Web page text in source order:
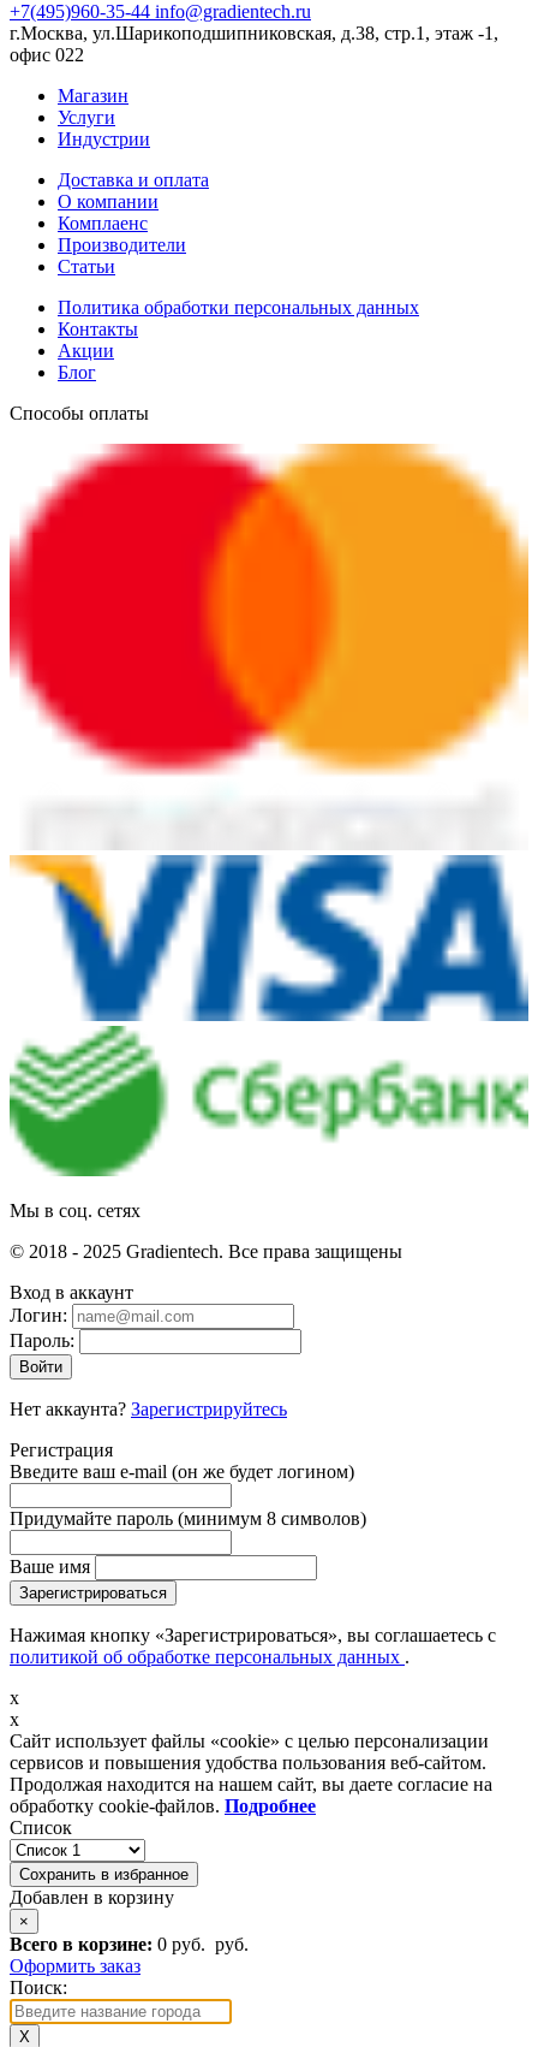
+7(495)960-35-44 info@gradientech.ru
г.Москва, ул.Шарикоподшипниковская, д.38, стр.1, этаж -1,
офис 022
Магазин
Услуги
Индустрии
Доставка и оплата
О компании
Комплаенс
Производители
Статьи
Политика обработки персональных данных
Контакты
Акции
Блог
Способы оплаты
Мы в соц. сетях
© 2018 - 2025 Gradientech. Все права защищены
Вход в аккаунт
Логин:
Пароль:
Войти
Нет аккаунта? Зарегистрируйтесь
Регистрация
Введите ваш e-mail (он же будет логином)
Придумайте пароль (минимум 8 символов)
Ваше имя
Зарегистрироваться
Нажимая кнопку «Зарегистрироваться», вы соглашаетесь с
политикой об обработке персональных данных .
x
x
Сайт использует файлы «cookie» с целью персонализации
сервисов и повышения удобства пользования веб-сайтом.
Продолжая находится на нашем сайт, вы даете согласие на
обработку cookie-файлов. Подробнее
Список
Сохранить в избранное
Добавлен в корзину
×
Всего в корзине: 0 руб. руб.
Оформить заказ
Поиск:
X